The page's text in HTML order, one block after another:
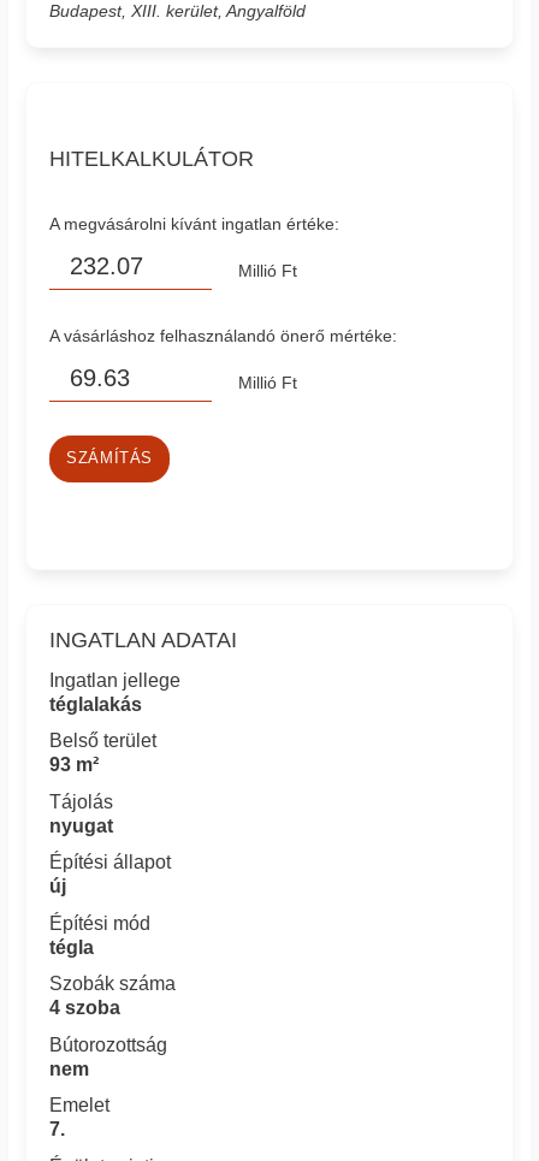
Budapest, XIII. kerület, Angyalföld
HITELKALKULÁTOR
A megvásárolni kívánt ingatlan értéke:
Millió Ft
A vásárláshoz felhasználandó önerő mértéke:
Millió Ft
SZÁMÍTÁS
INGATLAN ADATAI
Ingatlan jellege
téglalakás
Belső terület
93 m²
Tájolás
nyugat
Építési állapot
új
Építési mód
tégla
Szobák száma
4 szoba
Bútorozottság
nem
Emelet
7.